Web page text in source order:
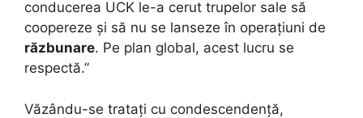
conducerea UCK le-a cerut trupelor sale să
coopereze și să nu se lanseze în operațiuni de
răzbunare. Pe plan global, acest lucru se
respectă.”
Văzându-se tratați cu condescendență,